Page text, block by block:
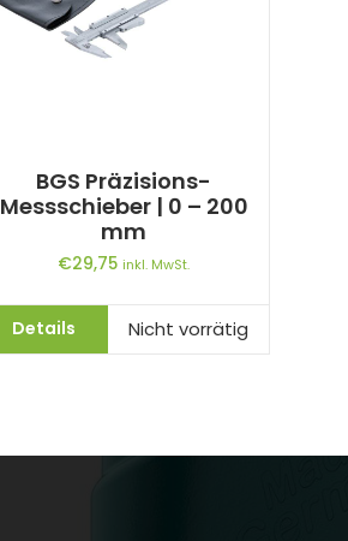
BGS Präzisions-
Messschieber | 0 – 200
mm
€29,75 inkl. MwSt.
Details Nicht vorrätig